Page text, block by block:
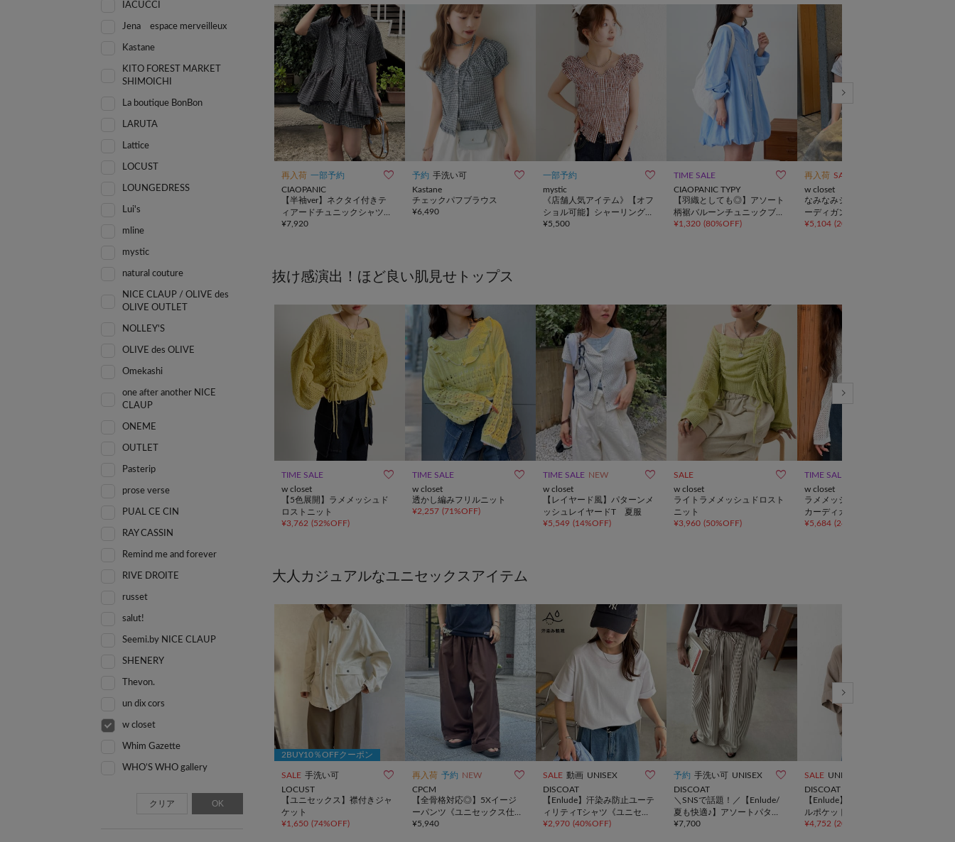
再入荷 一部予約 
CIAOPANIC
【半袖ver】ネクタイ付きテ
ィアードチュニックシャツワ
ンピース
¥7,920
予約 手洗い可 
Kastane
チェックパフブラウス
¥6,490
一部予約 
mystic
《店舗人気アイテム》【オフ
ショル可能】シャーリングフ
レンチブラウス
¥5,500
TIME SALE 
CIAOPANIC TYPY
【羽織としても◎】アソート
柄裾バルーンチュニックブラ
ウス
¥1,320 (80%OFF)
再入荷 SALE
w closet
なみなみジャガードレースカ
ーディガン
¥5,104 (20%OFF
抜け感演出！ほど良い肌見せトップス
TIME SALE 
w closet
【5色展開】ラメメッシュド
ロストニット
¥3,762 (52%OFF)
TIME SALE 
w closet
透かし編みフリルニット
¥2,257 (71%OFF)
TIME SALE NEW 
w closet
【レイヤード風】パターンメ
ッシュレイヤードT 夏服
¥5,549 (14%OFF)
SALE 
w closet
ライトラメメッシュドロスト
ニット
¥3,960 (50%OFF)
TIME SALE
w closet
ラメメッシュリボンボレロ
カーディガン
¥5,684 (24%OFF
大人カジュアルなユニセックスアイテム
2BUY10％OFFクーポン
SALE 手洗い可 
LOCUST
【ユニセックス】襟付きジャ
ケット
¥1,650 (74%OFF)
再入荷 予約 NEW 
CPCM
【全骨格対応◎】5Xイージ
ーパンツ《ユニセックス仕
様》
¥5,940
SALE 動画 UNISEX 
DISCOAT
【Enlude】汗染み防止ユーテ
ィリティTシャツ《ユニセッ
クス》
¥2,970 (40%OFF)
予約 手洗い可 UNISEX 
DISCOAT
＼SNSで話題！／【Enlude/
夏も快適♪】アソートパター
ンイージーパンツ《ユニセッ
¥7,700
SALE UNISEX
DISCOAT
【Enlude】リネンライクダブ
ルポケットスキッパーシャツ
《ユニセックス》
¥4,752 (20%OFF
IACUCCI
Jena espace merveilleux
Kastane
KITO FOREST MARKET
SHIMOICHI
La boutique BonBon
LARUTA
Lattice
LOCUST
LOUNGEDRESS
Lui's
mline
mystic
natural couture
NICE CLAUP / OLIVE des
OLIVE OUTLET
NOLLEY'S
OLIVE des OLIVE
Omekashi
one after another NICE
CLAUP
ONEME
OUTLET
Pasterip
prose verse
PUAL CE CIN
RAY CASSIN
Remind me and forever
RIVE DROITE
russet
salut!
Seemi.by NICE CLAUP
SHENERY
Thevon.
un dix cors
w closet
Whim Gazette
WHO’S WHO gallery
クリア OK